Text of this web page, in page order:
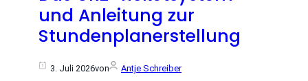
und Anleitung zur
Stundenplanerstellung
3. Juli 2026von Antje Schreiber